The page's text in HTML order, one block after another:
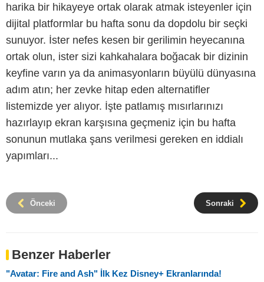
harika bir hikayeye ortak olarak atmak isteyenler için
dijital platformlar bu hafta sonu da dopdolu bir seçki
sunuyor. İster nefes kesen bir gerilimin heyecanına
ortak olun, ister sizi kahkahalara boğacak bir dizinin
keyfine varın ya da animasyonların büyülü dünyasına
adım atın; her zevke hitap eden alternatifler
listemizde yer alıyor. İşte patlamış mısırlarınızı
hazırlayıp ekran karşısına geçmeniz için bu hafta
sonunun mutlaka şans verilmesi gereken en iddialı
yapımları...
Önceki Sonraki
Benzer Haberler
"Avatar: Fire and Ash" İlk Kez Disney+ Ekranlarında!